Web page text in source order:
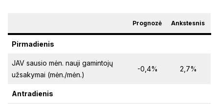
Prognozė Ankstesnis
Pirmadienis
JAV sausio mėn. nauji gamintojų
užsakymai (mėn./mėn.)
-0,4% 2,7%
Antradienis